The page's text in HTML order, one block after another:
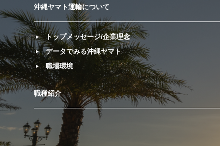
沖縄ヤマト運輸について
トップメッセージ/企業理念
データでみる沖縄ヤマト
職場環境
職種紹介